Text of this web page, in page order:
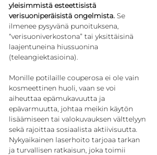
yleisimmistä esteettisistä
verisuoniperäisistä ongelmista. Se
ilmenee pysyvänä punoituksena,
“verisuoniverkostona” tai yksittäisinä
laajentuneina hiussuonina
(teleangiektasioina).
Monille potilaille couperosa ei ole vain
kosmeettinen huoli, vaan se voi
aiheuttaa epämukavuutta ja
epävarmuutta, johtaa meikin käytön
lisäämiseen tai valokuvauksen välttelyyn
sekä rajoittaa sosiaalista aktiivisuutta.
Nykyaikainen laserhoito tarjoaa tarkan
ja turvallisen ratkaisun, joka toimii